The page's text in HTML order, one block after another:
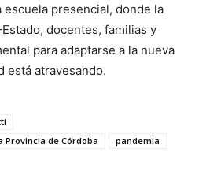
presencial, donde la
docentes, familias y
para adaptarse a la nueva
está atravesando.
Provincia de Córdoba
pandemia